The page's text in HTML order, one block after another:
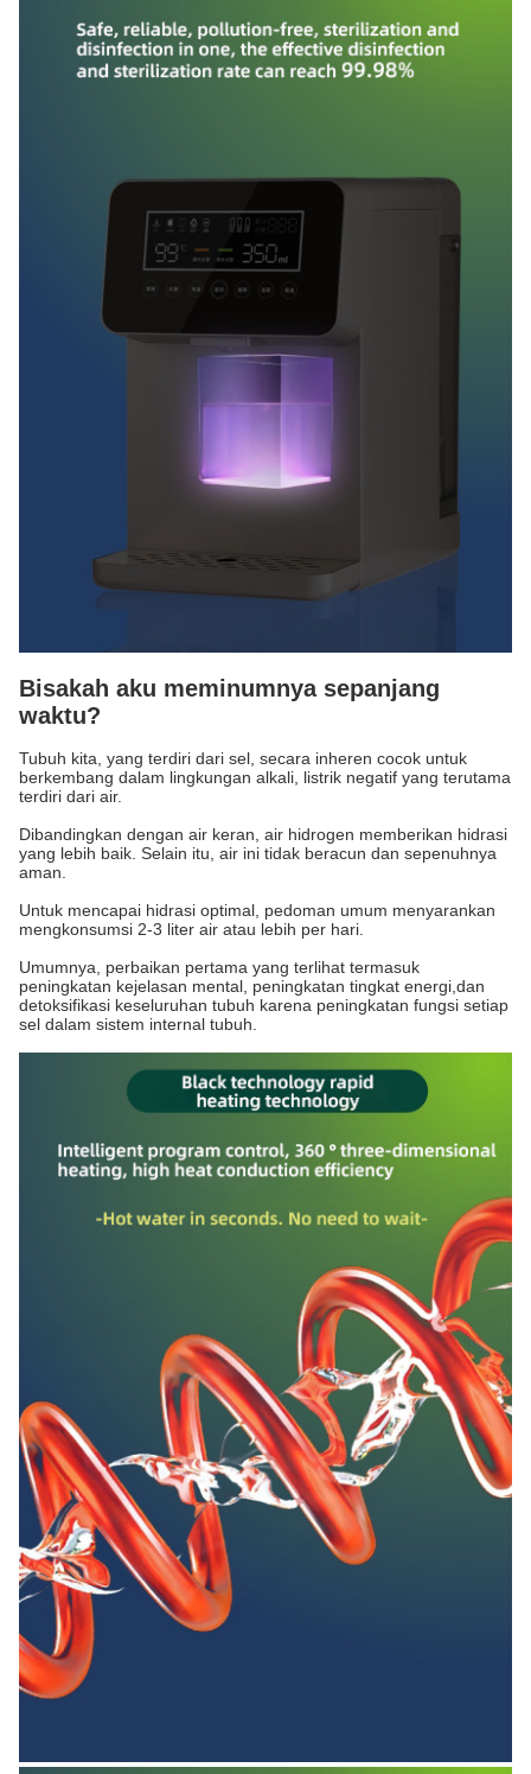
Bisakah aku meminumnya sepanjang
waktu?
Tubuh kita, yang terdiri dari sel, secara inheren cocok untuk
berkembang dalam lingkungan alkali, listrik negatif yang terutama
terdiri dari air.
Dibandingkan dengan air keran, air hidrogen memberikan hidrasi
yang lebih baik. Selain itu, air ini tidak beracun dan sepenuhnya
aman.
Untuk mencapai hidrasi optimal, pedoman umum menyarankan
mengkonsumsi 2-3 liter air atau lebih per hari.
Umumnya, perbaikan pertama yang terlihat termasuk
peningkatan kejelasan mental, peningkatan tingkat energi,dan
detoksifikasi keseluruhan tubuh karena peningkatan fungsi setiap
sel dalam sistem internal tubuh.